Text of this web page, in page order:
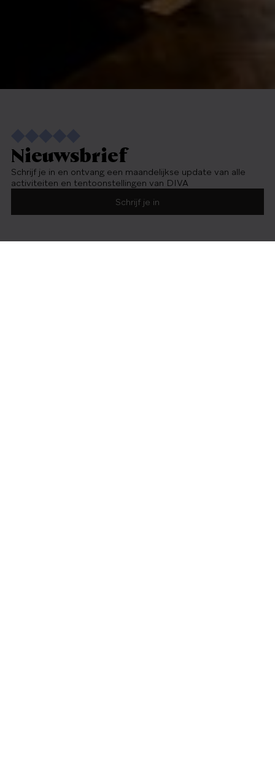
Nieuwsbrief
Schrijf je in en ontvang een maandelijkse update van alle
activiteiten en tentoonstellingen van DIVA
Schrijf je in